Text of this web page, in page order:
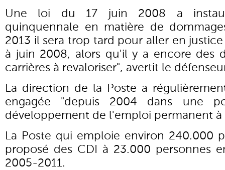
Une loi du 17 juin 2008 a
quinquennale en matière de
2013 il sera trop tard pour aller en
à juin 2008, alors qu'il y a encore des
carrières à revaloriser", avertit le
La direction de la Poste a
engagée "depuis 2004 dans une
développement de l'emploi permanent
La Poste qui emploie environ 240.000
proposé des CDI à 23.000 personnes
2005-2011.